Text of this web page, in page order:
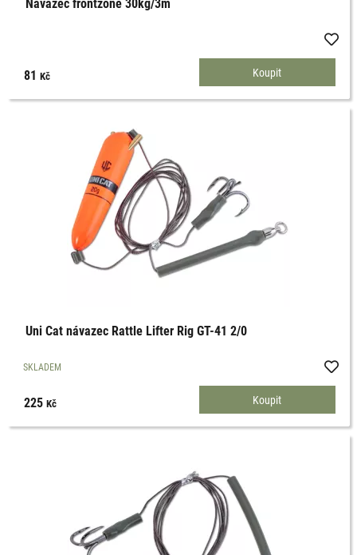
81Kč
Uni Cat návazec Rattle Lifter Rig GT-41 2/0
SKLADEM
225Kč